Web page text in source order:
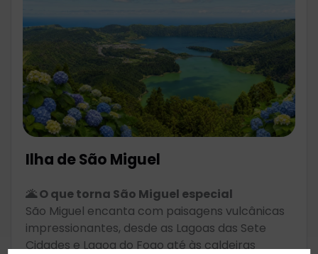
Ilha de São Miguel
🌋 O que torna São Miguel especial
São Miguel encanta com paisagens vulcânicas
impressionantes, desde as Lagoas das Sete
Cidades e Lagoa do Fogo até às caldeiras